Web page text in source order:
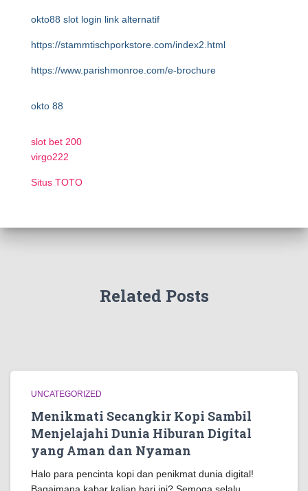
okto88 slot login link alternatif
https://stammtischporkstore.com/index2.html
https://www.parishmonroe.com/e-brochure
okto 88
slot bet 200
virgo222
Situs TOTO
Related Posts
UNCATEGORIZED
Menikmati Secangkir Kopi Sambil
Menjelajahi Dunia Hiburan Digital
yang Aman dan Nyaman
Halo para pencinta kopi dan penikmat dunia digital!